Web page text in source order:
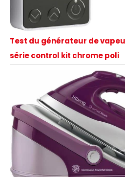
Test du générateur de
série control kit chrome poli